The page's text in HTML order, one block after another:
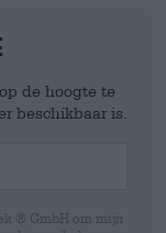
de hoogte te
beschikbaar is.
® GmbH om mijn